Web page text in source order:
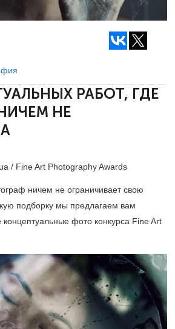
РАБОТ, ГДЕ
НЕ
/ Fine Art Photography Awards
ничем не ограничивает свою
подборку мы предлагаем вам
фото конкурса Fine Art